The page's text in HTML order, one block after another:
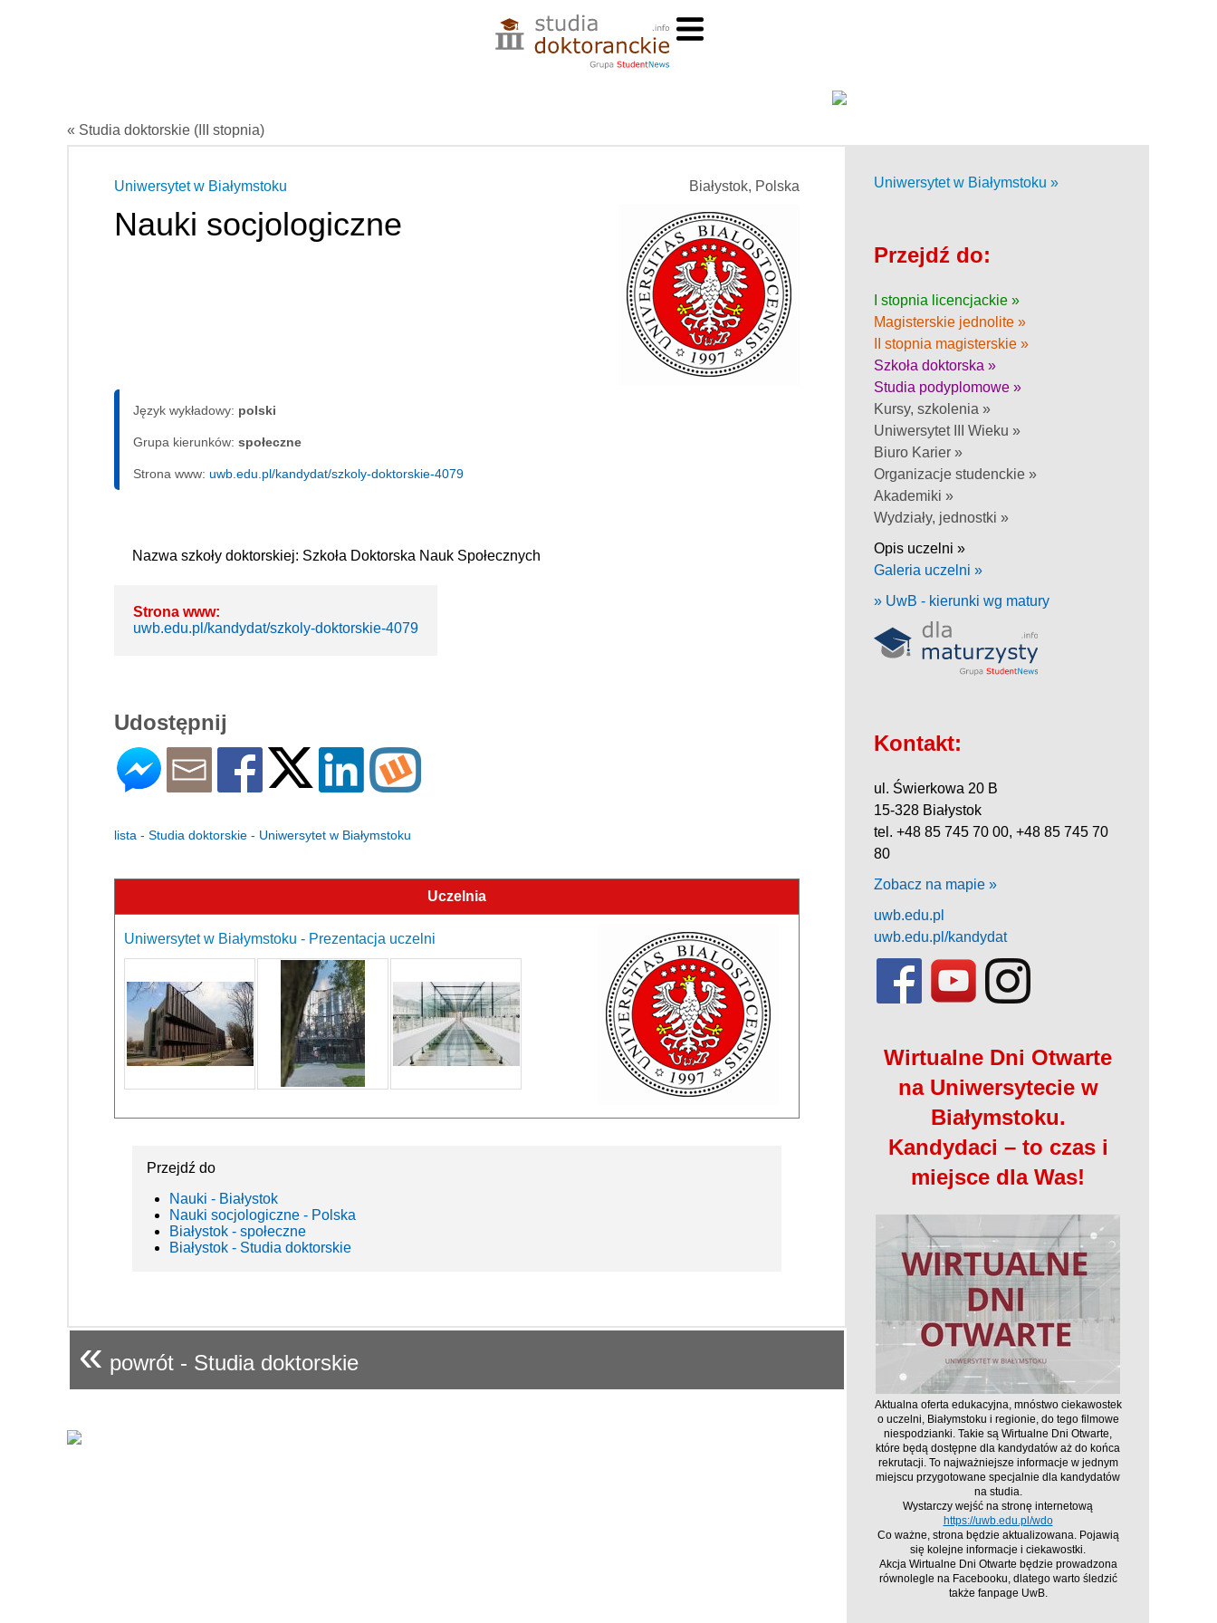
« Studia doktorskie (III stopnia)
Białystok, Polska
Uniwersytet w Białymstoku
Nauki socjologiczne
Język wykładowy: polski
Grupa kierunków: społeczne
Strona www: uwb.edu.pl/kandydat/szkoly-doktorskie-4079
Nazwa szkoły doktorskiej: Szkoła Doktorska Nauk Społecznych
Strona www:
uwb.edu.pl/kandydat/szkoly-doktorskie-4079
Udostępnij
lista - Studia doktorskie - Uniwersytet w Białymstoku
Uczelnia
Uniwersytet w Białymstoku - Prezentacja uczelni
Przejdź do
Nauki - Białystok
Nauki socjologiczne - Polska
Białystok - społeczne
Białystok - Studia doktorskie
« powrót - Studia doktorskie
Uniwersytet w Białymstoku »
Przejdź do:
I stopnia licencjackie »
Magisterskie jednolite »
II stopnia magisterskie »
Szkoła doktorska »
Studia podyplomowe »
Kursy, szkolenia »
Uniwersytet III Wieku »
Biuro Karier »
Organizacje studenckie »
Akademiki »
Wydziały, jednostki »
Opis uczelni »
Galeria uczelni »
» UwB - kierunki wg matury
Kontakt:
ul. Świerkowa 20 B
15-328 Białystok
tel. +48 85 745 70 00, +48 85 745 70
80
Zobacz na mapie »
uwb.edu.pl
uwb.edu.pl/kandydat
Wirtualne Dni Otwarte
na Uniwersytecie w
Białymstoku.
Kandydaci – to czas i
miejsce dla Was!
Aktualna oferta edukacyjna, mnóstwo ciekawostek
o uczelni, Białymstoku i regionie, do tego filmowe
niespodzianki. Takie są Wirtualne Dni Otwarte,
które będą dostępne dla kandydatów aż do końca
rekrutacji. To najważniejsze informacje w jednym
miejscu przygotowane specjalnie dla kandydatów
na studia.
Wystarczy wejść na stronę internetową
https://uwb.edu.pl/wdo
Co ważne, strona będzie aktualizowana. Pojawią
się kolejne informacje i ciekawostki.
Akcja Wirtualne Dni Otwarte będzie prowadzona
równolegle na Facebooku, dlatego warto śledzić
także fanpage UwB.